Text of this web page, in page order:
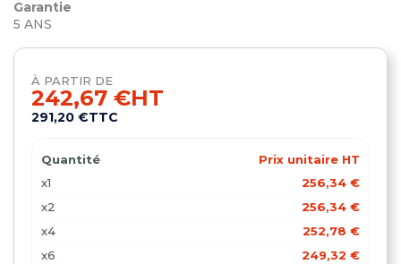
Garantie
5 ANS
À PARTIR DE
242,67 €HT
291,20 €TTC
Quantité
Prix unitaire HT
x1
256,34 €
x2
256,34 €
x4
252,78 €
x6
249,32 €